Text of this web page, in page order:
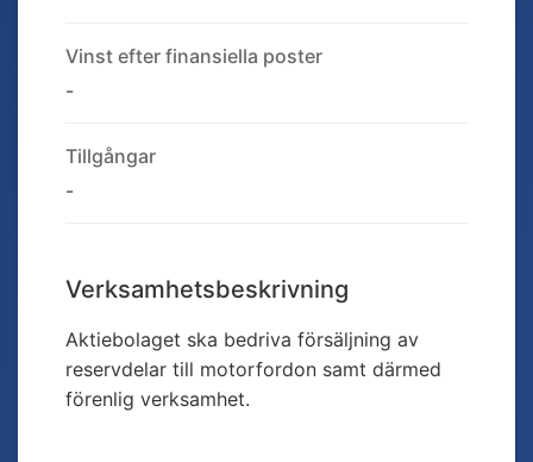
Vinst efter finansiella poster
-
Tillgångar
-
Verksamhetsbeskrivning
Aktiebolaget ska bedriva försäljning av
reservdelar till motorfordon samt därmed
förenlig verksamhet.